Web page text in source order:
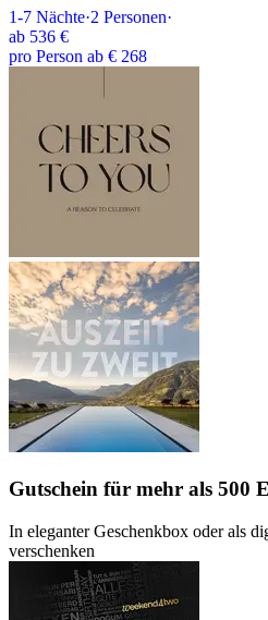
1-7 Nächte·2 Personen·
ab 536 €
pro Person ab € 268
Gutschein für mehr als 500
In eleganter Geschenkbox oder als
verschenken